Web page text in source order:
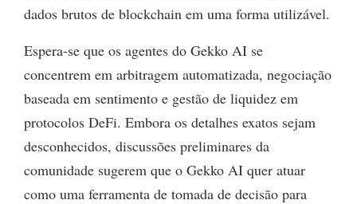
dados brutos de blockchain em uma forma utilizável.
Espera-se que os agentes do Gekko AI se
concentrem em arbitragem automatizada, negociação
baseada em sentimento e gestão de liquidez em
protocolos DeFi. Embora os detalhes exatos sejam
desconhecidos, discussões preliminares da
comunidade sugerem que o Gekko AI quer atuar
como uma ferramenta de tomada de decisão para